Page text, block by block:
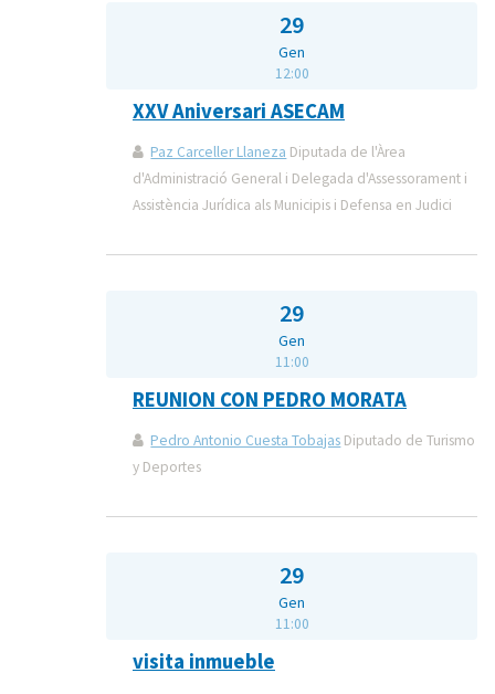
29
Gen
12:00
XXV Aniversari ASECAM
Paz Carceller Llaneza Diputada de l'Àrea
d'Administració General i Delegada d'Assessorament i
Assistència Jurídica als Municipis i Defensa en Judici
29
Gen
11:00
REUNION CON PEDRO MORATA
Pedro Antonio Cuesta Tobajas Diputado de Turismo
y Deportes
29
Gen
11:00
visita inmueble